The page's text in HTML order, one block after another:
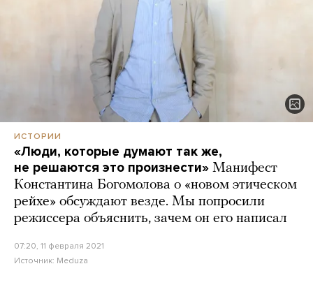
ИСТОРИИ
«Люди, которые думают так же,
не решаются это произнести» Манифест
Константина Богомолова о «новом этическом
рейхе» обсуждают везде. Мы попросили
режиссера объяснить, зачем он его написал
07:20, 11 февраля 2021
Источник: Meduza